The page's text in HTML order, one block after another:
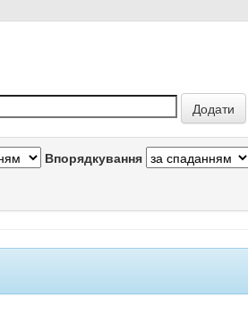
Впорядкування